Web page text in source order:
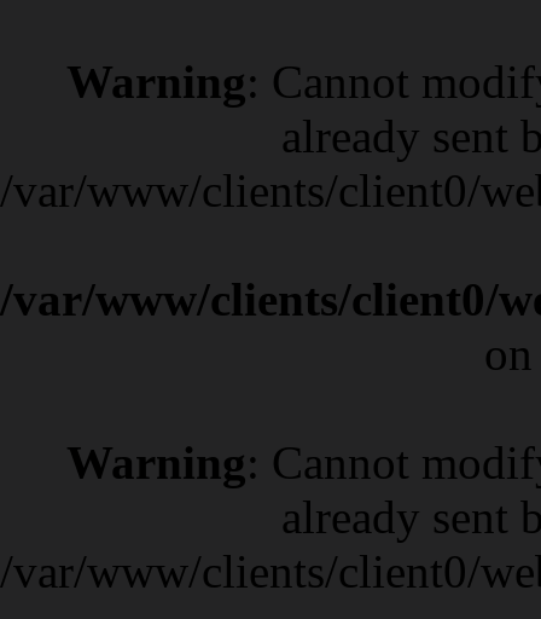
Warning: Cannot
already sent
/var/www/clients/client0/
/var/www/clients/client0/
Warning: Cannot
already sent
/var/www/clients/client0/